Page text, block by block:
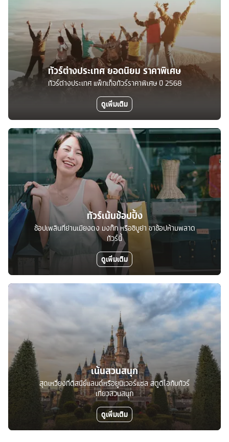
ทัวร์ต่างประเทศ ยอดนิยม ราคาพิเศษ
ทัวร์ต่างประเทศ แพ็กเก็จทัวร์ราคาพิเศษ ปี 2568
ดูเพิ่มเติม
ทัวร์เน้นช้อปปิ้ง
ช้อปเพลินที่ย่านเมียงดง มงก๊ก หรือชิบูย่า ขาช้อปห้ามพลาด
ทัวร์นี้
ดูเพิ่มเติม
เน้นสวนสนุก
สุดเหวี่ยงที่ดิสนีย์แลนด์หรือยูนิเวอร์แซล สตูดิโอกับทัวร์
เที่ยวสวนสนุก
ดูเพิ่มเติม